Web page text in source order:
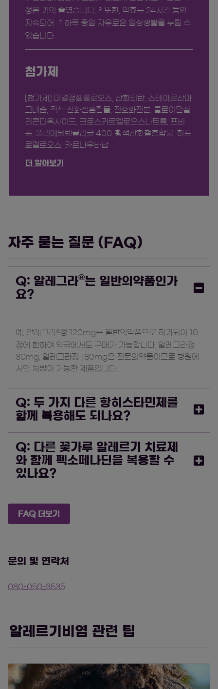
정은 거의 줄였습니다.
9
또한, 약효는 24시간 동안
지속되어
7 하루 종일 자유로운 일상생활을 누릴 수
있습니다.
첨가제
[첨가제] 미결정셀룰로오스, 산화티탄, 스테아르산마
그네슘, 적색 산화철혼합물, 전호화전분, 콜로이달실
리콘디옥사이드, 크로스카르멜로오스나트륨, 포비
돈, 폴리에틸렌글리콜 400, 황색산화철혼합물, 히프
로멜로오스, 카르나우바납
더 알아보기
자주 묻는 질문 (FAQ)
Q: 알레그라®는 일반의약품인가
요?
예, 알레그라® 정 120mg는 일반의약품으로 허가되어 10
정에 한하여 약국에서도 구매가 가능합니다. 알레그라정
30mg, 알레그라정 180mg은 전문의약품이므로 병원에
서만 처방이 가능한 제품입니다.
Q: 두 가지 다른 항히스타민제를
함께 복용해도 되나요?
Q: 다른 꽃가루 알레르기 치료제
와 함께 펙소페나딘을 복용할 수
있나요?
FAQ 더보기
문의 및 연락처
080-050-3535
알레르기비염 관련 팁